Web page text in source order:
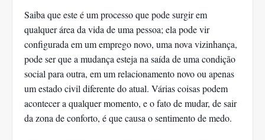
Saiba que este é um processo que pode surgir em
qualquer área da vida de uma pessoa; ela pode vir
configurada em um emprego novo, uma nova vizinhança,
pode ser que a mudança esteja na saída de uma condição
social para outra, em um relacionamento novo ou apenas
um estado civil diferente do atual. Várias coisas podem
acontecer a qualquer momento, e o fato de mudar, de sair
da zona de conforto, é que causa o sentimento de medo.